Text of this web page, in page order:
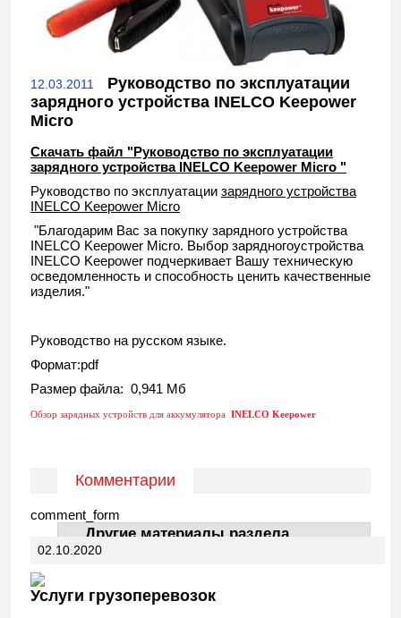
12.03.2011
Руководство по эксплуатации
зарядного устройства INELCO Keepower
Micro
Скачать файл "Руководство по эксплуатации
зарядного устройства INELCO Keepower Micro "
Руководство по эксплуатации зарядного устройства
INELCO Keepower Micro
"Благодарим Вас за покупку зарядного устройства
INELCO Keepower Micro. Выбор зарядногоустройства
INELCO Keepower подчеркивает Вашу техническую
осведомленность и способность ценить качественные
изделия."
Руководство на русском языке.
Формат:pdf
Размер файла: 0,941 Мб
Обзор зарядных устройств для аккумулятора INELCO Keepower
Комментарии
comment_form
Другие материалы раздела
АвтоДела
02.10.2020
Услуги грузоперевозок